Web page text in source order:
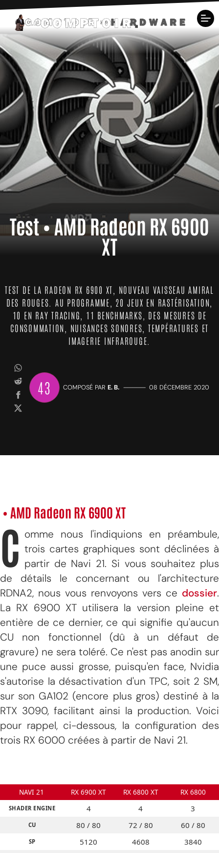
Test • AMD Radeon RX 6900
XT
TEST DE LA RADEON RX 6900 XT, NOUVEAU VAISSEAU AMIRAL
DES ROUGES. AU PROGRAMME, 20 JEUX EN RASTÉRISATION,
10 EN RAY TRACING, 11 BENCHMARKS, DES MESURES DE
CONSOMMATION, NUISANCES SONORES, TEMPÉRATURES ET
IMAGERIE INFRAROUGE.
43 COMPOSÉ PAR E. B. ————— 08 DÉCEMBRE 2020
• AMD Radeon RX 6900 XT
C omme nous l'indiquions en préambule,
trois cartes graphiques sont déclinées à
partir de Navi 21. Si vous souhaitez plus
de détails le concernant ou l'architecture
RDNA2, nous vous renvoyons vers ce dossier.
La RX 6900 XT utilisera la version pleine et
entière de ce dernier, ce qui signifie qu'aucun
CU non fonctionnel (dû à un défaut de
gravure) ne sera toléré. Ce n'est pas anodin sur
une puce aussi grosse, puisqu'en face, Nvidia
s'autorise la désactivation d'un TPC, soit 2 SM,
sur son GA102 (encore plus gros) destiné à la
RTX 3090, facilitant ainsi la production. Voici
pour rappel, ci-dessous, la configuration des
trois RX 6000 créées à partir de Navi 21.
NAVI 21 RX 6900 XT RX 6800 XT RX 6800
SHADER ENGINE 4 4 3
CU 80 / 80 72 / 80 60 / 80
SP 5120 4608 3840